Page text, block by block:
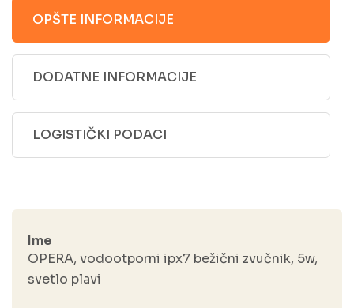
OPŠTE INFORMACIJE
DODATNE INFORMACIJE
LOGISTIČKI PODACI
Ime
OPERA, vodootporni ipx7 bežični zvučnik, 5w,
svetlo plavi